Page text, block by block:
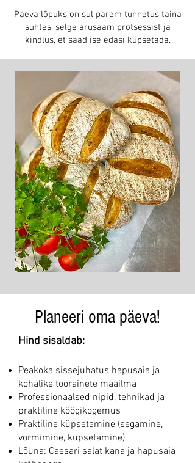
Päeva lõpuks on sul parem tunnetus taina
suhtes, selge arusaam protsessist ja
kindlus, et saad ise edasi küpsetada.
Planeeri oma päeva!
Hind sisaldab:
Peakoka sissejuhatus hapusaia ja
kohalike toorainete maailma
Professionaalsed nipid, tehnikad ja
praktiline köögikogemus
Praktiline küpsetamine (segamine,
vormimine, küpsetamine)
Lõuna: Caesari salat kana ja hapusaia